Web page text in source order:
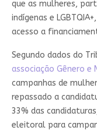
que as mulheres,
indígenas e
acesso a
Segundo dados do
associação Gênero e
campanhas de
repassado a
33% das
eleitoral para